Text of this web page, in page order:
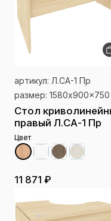
артикул: Л.СА-1 Пр
размер: 1580x900x750
Стол
правый Л.СА-1 Пр
Цвет
11 871 ₽